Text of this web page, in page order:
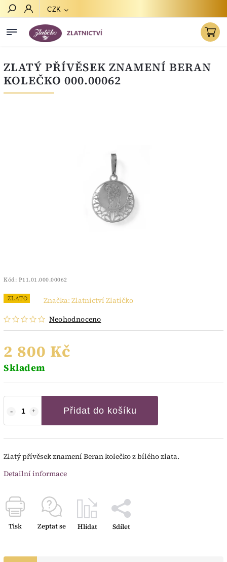
CZK
ZLATÝ PŘÍVĚSEK ZNAMENÍ BERAN
KOLEČKO 000.00062
Kód: P11.01.000.00062
ZLATO
Neohodnoceno
Značka: Zlatnictví Zlatíčko
2 800 Kč
Skladem
Přidat do košíku
Zlatý přívěsek znamení Beran kolečko z bílého zlata.
Detailní informace
Tisk Zeptat se Hlídat Sdílet